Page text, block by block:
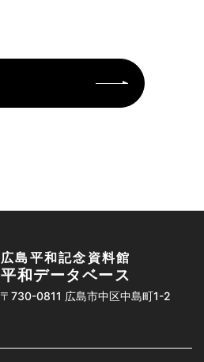
広島平和記念資料館
平和データベース
〒730-0811 広島市中区中島町1-2